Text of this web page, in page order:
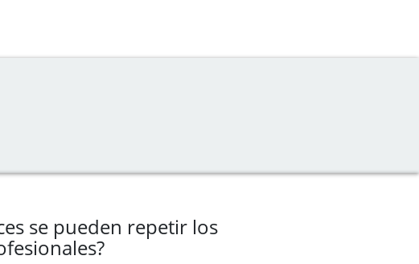
se pueden repetir los